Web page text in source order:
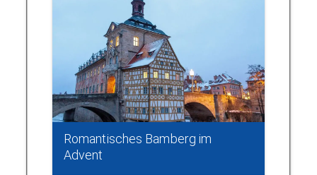
Romantisches Bamberg im
Advent